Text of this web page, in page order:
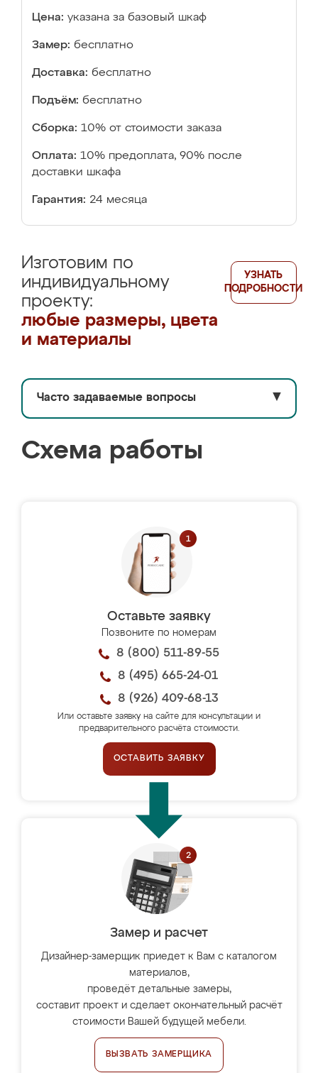
Цена: указана за базовый шкаф
Замер: бесплатно
Доставка: бесплатно
Подъём: бесплатно
Сборка: 10% от стоимости заказа
Оплата: 10% предоплата, 90% после
доставки шкафа
Гарантия: 24 месяца
Изготовим по
индивидуальному
проекту:
любые размеры, цвета
и материалы
УЗНАТЬ
ПОДРОБНОСТИ
Часто задаваемые вопросы ▼
Схема работы
Оставьте заявку
Позвоните по номерам
8 (800) 511-89-55
8 (495) 665-24-01
8 (926) 409-68-13
Или оставьте заявку на сайте для консультации и
предварительного расчёта стоимости.
ОСТАВИТЬ ЗАЯВКУ
Замер и расчет
Дизайнер-замерщик приедет к Вам с каталогом
материалов,
проведёт детальные замеры,
составит проект и сделает окончательный расчёт
стоимости Вашей будущей мебели.
ВЫЗВАТЬ ЗАМЕРЩИКА